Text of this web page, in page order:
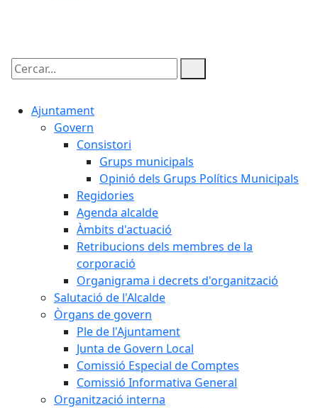
Cercar:
Ajuntament
Govern
Consistori
Grups municipals
Opinió dels Grups Polítics Municipals
Regidories
Agenda alcalde
Àmbits d'actuació
Retribucions dels membres de la
corporació
Organigrama i decrets d'organització
Salutació de l'Alcalde
Òrgans de govern
Ple de l'Ajuntament
Junta de Govern Local
Comissió Especial de Comptes
Comissió Informativa General
Organització interna